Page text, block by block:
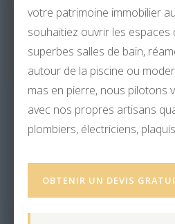
votre patrimoine immobilier
souhaitiez ouvrir les espaces
superbes salles de bain,
autour de la piscine ou
mas en pierre, nous pilotons
avec nos propres artisans
plombiers, électriciens,
OBTENIR UN DEVIS